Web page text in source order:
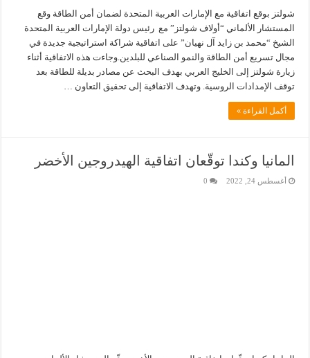
شولتز بوقع اتفاقية مع الإمارات العربية المتحدة لضمان أمن الطاقة وقع
المستشار الألماني “أولاف شولتز” مع رئيس دولة الإمارات العربية المتحدة
الشيخ “محمد بن زايد آل نهيان” على اتفاقية شراكة استراتيجية جديدة في
مجال تسريع أمن الطاقة والنمو الصناعي للبلدين.وجاءت هذه الاتفاقية أثناء
زيارة شولتز إلى الخليج العربي بهدف البحث عن مصادر بديلة للطاقة بعد
توقف الإمدادات الروسية. وتهدف الاتفاقية إلى تحقيق التعاون …
أكمل القراءة »
المانيا وكندا توقّعان اتفاقية الهيدروجين الأخضر
أغسطس 24, 2022 0